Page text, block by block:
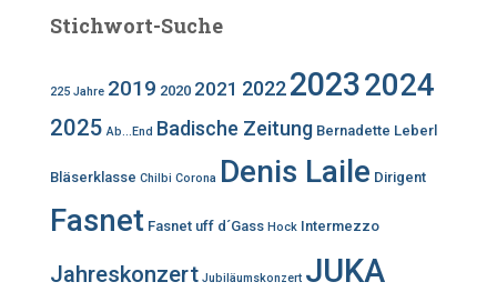
Stichwort-Suche
225 Jahre 2019 2020 2021 202220232024
2025 Ab...End Badische Zeitung Bernadette Leberl
Bläserklasse Chilbi Corona Denis Laile Dirigent
Fasnet Fasnet uff d´Gass Hock Intermezzo
Jahreskonzert Jubiläumskonzert JUKA